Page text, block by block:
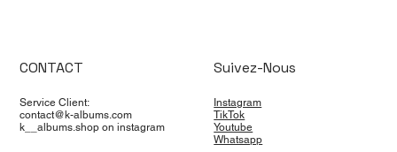
CONTACT
Service Client:
contact@k-albums.com
k__albums.shop on instagram
Suivez-Nous
Instagram
TikTok
Youtube
Whatsapp